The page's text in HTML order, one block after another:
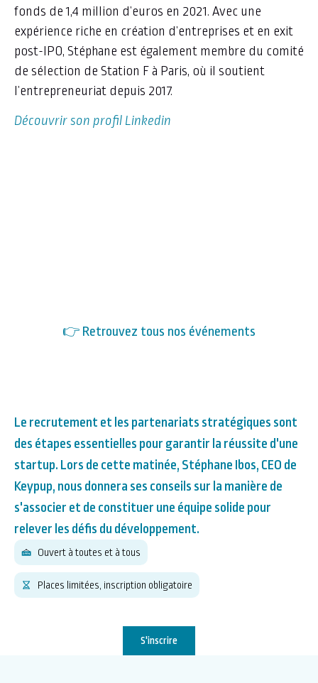
fonds de 1,4 million d’euros en 2021. Avec une
expérience riche en création d’entreprises et en exit
post-IPO, Stéphane est également membre du comité
de sélection de Station F à Paris, où il soutient
l’entrepreneuriat depuis 2017.
Découvrir son profil Linkedin
👉 Retrouvez tous nos événements
Le recrutement et les partenariats stratégiques sont
des étapes essentielles pour garantir la réussite d'une
startup. Lors de cette matinée, Stéphane Ibos, CEO de
Keypup, nous donnera ses conseils sur la manière de
s'associer et de constituer une équipe solide pour
relever les défis du développement.
Ouvert à toutes et à tous
Places limitées, inscription obligatoire
S'inscrire